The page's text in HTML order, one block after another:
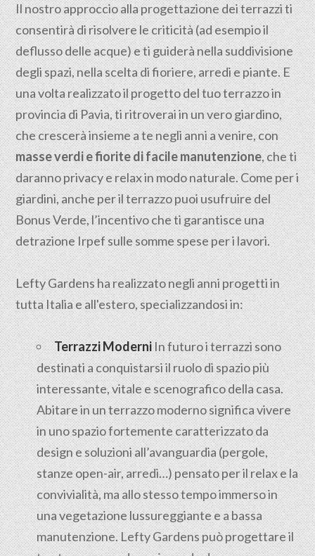
Il nostro approccio alla progettazione dei terrazzi ti
consentirà di risolvere le criticità (ad esempio il
deflusso delle acque) e ti guiderà nella suddivisione
degli spazi, nella scelta di fioriere, arredi e piante. E
una volta realizzato il progetto del tuo terrazzo in
provincia di Pavia, ti ritroverai in un vero giardino,
che crescerà insieme a te negli anni a venire, con
masse verdi e fiorite di facile manutenzione, che ti
daranno privacy e relax in modo naturale. Come per i
giardini, anche per il terrazzo puoi usufruire del
Bonus Verde, l’incentivo che ti garantisce una
detrazione Irpef sulle somme spese per i lavori.
Lefty Gardens ha realizzato negli anni progetti in
tutta Italia e all'estero, specializzandosi in:
Terrazzi ModerniIn futuro i terrazzi sono
destinati a conquistarsi il ruolo di spazio più
interessante, vitale e scenografico della casa.
Abitare in un terrazzo moderno significa vivere
in uno spazio fortemente caratterizzato da
design e soluzioni all’avanguardia (pergole,
stanze open-air, arredi…) pensato per il relax e la
convivialità, ma allo stesso tempo immerso in
una vegetazione lussureggiante e a bassa
manutenzione. Lefty Gardens può progettare il